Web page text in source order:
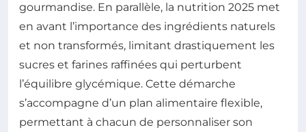
gourmandise. En parallèle, la nutrition 2025 met
en avant l’importance des ingrédients naturels
et non transformés, limitant drastiquement les
sucres et farines raffinées qui perturbent
l’équilibre glycémique. Cette démarche
s’accompagne d’un plan alimentaire flexible,
permettant à chacun de personnaliser son